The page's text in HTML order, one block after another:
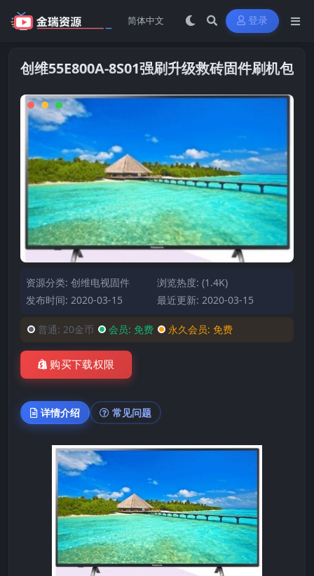
登录
创维55E800A-8S01强刷升级救砖固件刷机包
资源分类: 创维电视固件
浏览热度: (1.4K)
发布时间: 2020-03-15
最近更新: 2020-03-15
普通: 20金币 会员: 免费 永久会员: 免费
购买下载权限
详情介绍 常见问题